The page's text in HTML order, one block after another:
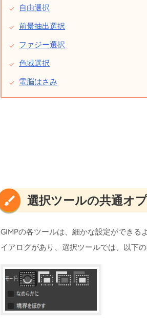
自由選択
前景抽出選択
ファジー選択
色域選択
電脳はさみ
選択ツールの共通オ
GIMPの各ツールは、細かな設定ができ
イアログがあり、選択ツールでは、以下